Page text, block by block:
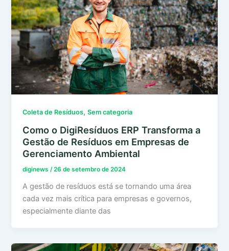
Coleta de Resíduos,Sem categoria
Como o DigiResíduos ERP Transforma a
Gestão de Resíduos em Empresas de
Gerenciamento Ambiental
diginews /26 de setembro de 2024
A gestão de resíduos está se tornando uma área
cada vez mais crítica para empresas e governos,
especialmente diante das